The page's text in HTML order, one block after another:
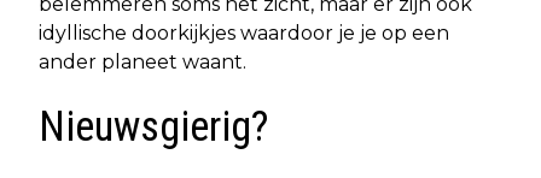
idyllische doorkijkjes waardoor je je op een
ander planeet waant.
Nieuwsgierig?